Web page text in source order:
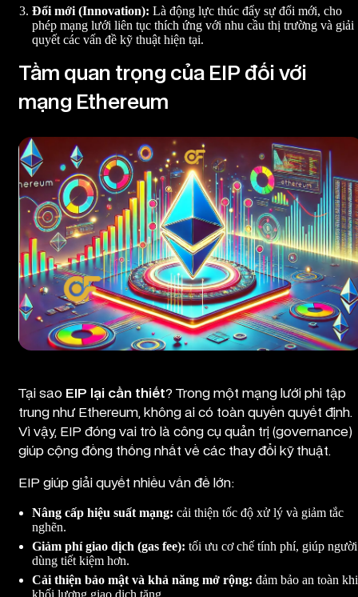
Đổi mới (Innovation): Là động lực thúc đẩy sự đổi mới, cho
phép mạng lưới liên tục thích ứng với nhu cầu thị trường và giải
quyết các vấn đề kỹ thuật hiện tại.
Tầm quan trọng của EIP đối với
mạng Ethereum
Tại sao EIP lại cần thiết? Trong một mạng lưới phi tập
trung như Ethereum, không ai có toàn quyền quyết định.
Vì vậy, EIP đóng vai trò là công cụ quản trị (governance)
giúp cộng đồng thống nhất về các thay đổi kỹ thuật.
EIP giúp giải quyết nhiều vấn đề lớn:
Nâng cấp hiệu suất mạng: cải thiện tốc độ xử lý và giảm tắc
nghẽn.
Giảm phí giao dịch (gas fee): tối ưu cơ chế tính phí, giúp người
dùng tiết kiệm hơn.
Cải thiện bảo mật và khả năng mở rộng: đảm bảo an toàn khi